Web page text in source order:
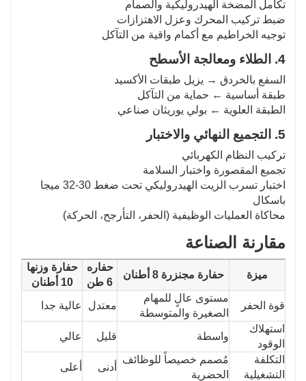
تكامل المضخة الهيدروليكية والصمام
ضبط تركيب المحرك وعزل الاهتزازات
توجيه الخراطيم مع أكمام واقية من التآكل
4. الطلاء ومعالجة الأسطح
السفع بالخردق → يزيل طبقات الأكسيد
طبقة أساسية ← حماية من التآكل
الطبقة العلوية ← بولي يوريثان صناعي
5. التجميع النهائي والاختبار
تركيب النظام الكهربائي
تجميع المقصورة واختبار السلامة
اختبار تسرب الزيت الهيدروليكي تحت ضغط 30-32 ميجا
باسكال
محاكاة العمليات الوظيفية (الحفر، التأرجح، الحركة)
مقارنة الصناعة
ميزة حفارة مجنزرة 8 أطنان
حفاره
6 طن
حفارة وزنها
10 أطنان
قوة الحفر
مستوى عالٍ للمهام
الصغيرة والمتوسطة
معتدل
عالية جدا
استهلاك
الوقود
واسطة قليل
عالي
التكلفة
التشغيلية
مُصمم خصيصاً للوظائف
الحضرية
أدنى أعلى